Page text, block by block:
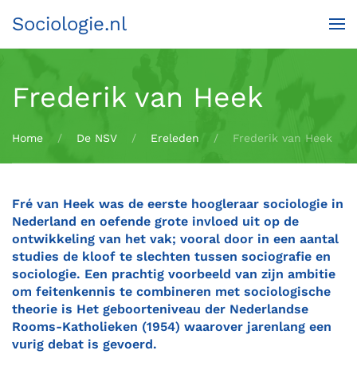
Terug naar hoofdinhoud
Sociologie.nl
Frederik van Heek
Home De NSV Ereleden Frederik van Heek
Fré van Heek was de eerste hoogleraar sociologie in
Nederland en oefende grote invloed uit op de
ontwikkeling van het vak; vooral door in een aantal
studies de kloof te slechten tussen sociografie en
sociologie. Een prachtig voorbeeld van zijn ambitie
om feitenkennis te combineren met sociologische
theorie is Het geboorteniveau der Nederlandse
Rooms-Katholieken (1954) waarover jarenlang een
vurig debat is gevoerd.